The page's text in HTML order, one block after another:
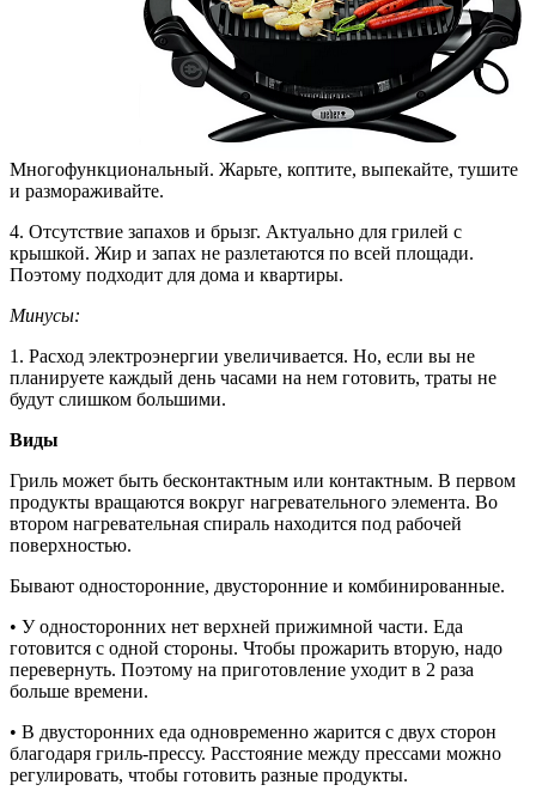
Многофункциональный. Жарьте, коптите, выпекайте, тушите
и размораживайте.
4. Отсутствие запахов и брызг. Актуально для грилей с
крышкой. Жир и запах не разлетаются по всей площади.
Поэтому подходит для дома и квартиры.
Минусы:
1. Расход электроэнергии увеличивается. Но, если вы не
планируете каждый день часами на нем готовить, траты не
будут слишком большими.
Виды
Гриль может быть бесконтактным или контактным. В первом
продукты вращаются вокруг нагревательного элемента. Во
втором нагревательная спираль находится под рабочей
поверхностью.
Бывают односторонние, двусторонние и комбинированные.
• У односторонних нет верхней прижимной части. Еда
готовится с одной стороны. Чтобы прожарить вторую, надо
перевернуть. Поэтому на приготовление уходит в 2 раза
больше времени.
• В двусторонних еда одновременно жарится с двух сторон
благодаря гриль-прессу. Расстояние между прессами можно
регулировать, чтобы готовить разные продукты.